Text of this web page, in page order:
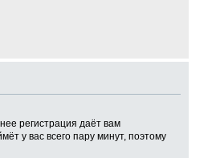
регистрация даёт вам
у вас всего пару минут, поэтому